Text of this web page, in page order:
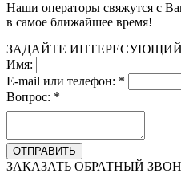
Наши операторы свяжутся с
в самое ближайшее время!
ЗАДАЙТЕ
Имя:
E-mail или телефон: *
Вопрос: *
ЗАКАЗАТЬ ОБРАТНЫЙ